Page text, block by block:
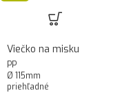
Viečko na misku
PP
Ø 115mm
priehľadné